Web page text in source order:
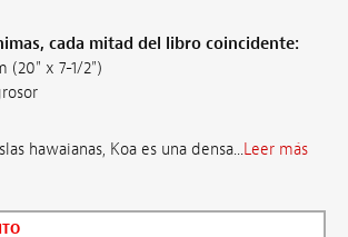
cada mitad del libro coincidente:
(20" x 7-1/2")
hawaianas, Koa es una densa...Leer más